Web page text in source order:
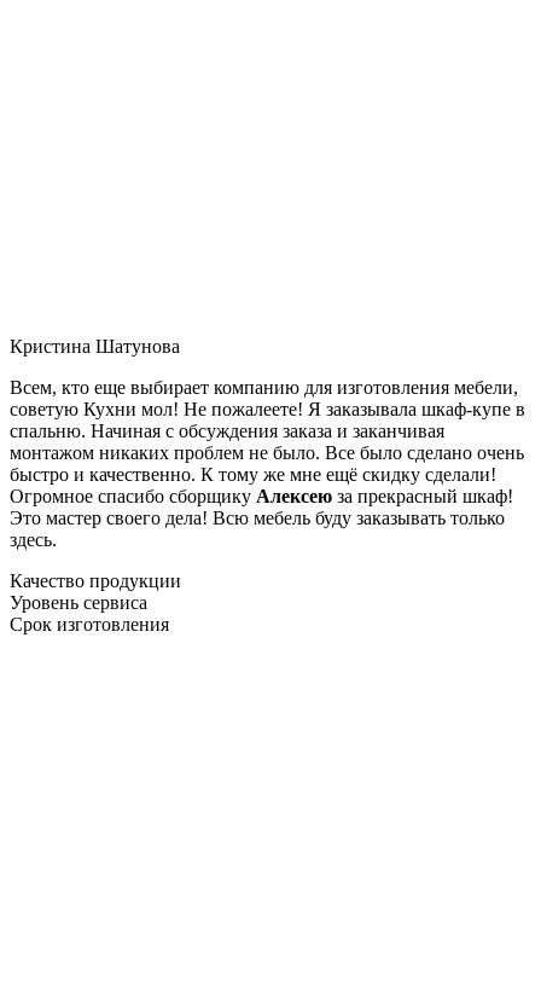
Кристина Шатунова
Всем, кто еще выбирает компанию для изготовления мебели,
советую Кухни мол! Не пожалеете! Я заказывала шкаф-купе в
спальню. Начиная с обсуждения заказа и заканчивая
монтажом никаких проблем не было. Все было сделано очень
быстро и качественно. К тому же мне ещё скидку сделали!
Огромное спасибо сборщику Алексею за прекрасный шкаф!
Это мастер своего дела! Всю мебель буду заказывать только
здесь.
Качество продукции
Уровень сервиса
Срок изготовления